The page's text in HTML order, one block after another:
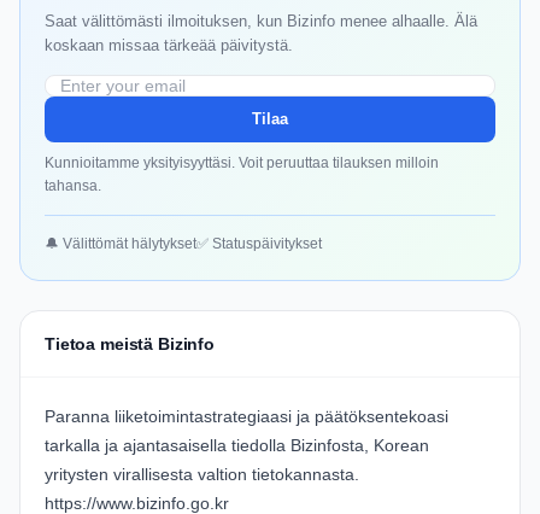
Saat välittömästi ilmoituksen, kun Bizinfo menee alhaalle. Älä
koskaan missaa tärkeää päivitystä.
Tilaa
Kunnioitamme yksityisyyttäsi. Voit peruuttaa tilauksen milloin
tahansa.
🔔 Välittömät hälytykset✅ Statuspäivitykset
Tietoa meistä Bizinfo
Paranna liiketoimintastrategiaasi ja päätöksentekoasi
tarkalla ja ajantasaisella tiedolla Bizinfosta, Korean
yritysten virallisesta valtion tietokannasta.
https://www.bizinfo.go.kr